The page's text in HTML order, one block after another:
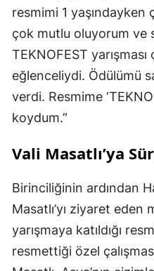
resmimi 1 yaşındayken
çok mutlu oluyorum ve
TEKNOFEST
eğlenceliydi. Ödülümü
verdi. Resmime
koydum.”
Vali Masatlı’ya
Birinciliğinin ardından
Masatlı’yı ziyaret eden
yarışmaya katıldığı
resmettiği özel